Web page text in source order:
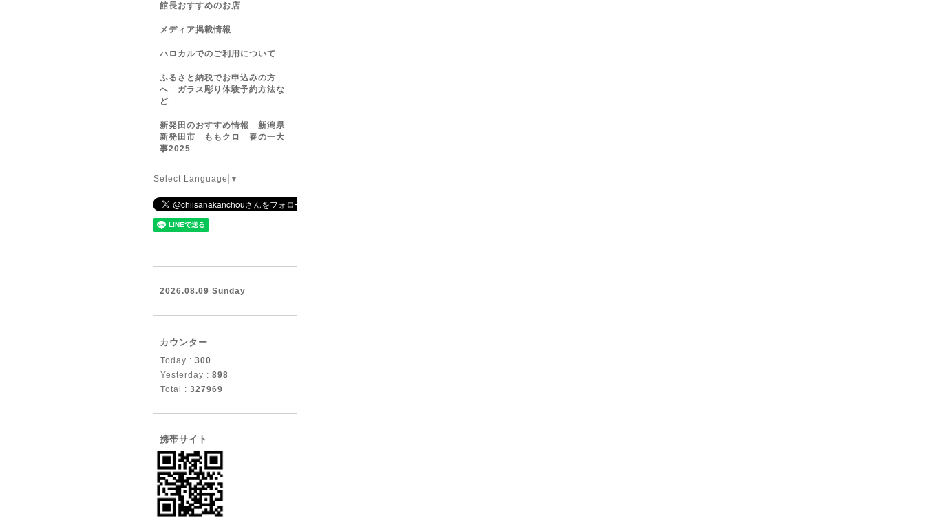
館長おすすめのお店
メディア掲載情報
ハロカルでのご利用について
ふるさと納税でお申込みの方
へ ガラス彫り体験予約方法な
ど
新発田のおすすめ情報 新潟県
新発田市 ももクロ 春の一大
事2025
Select Language ▼
2026.08.09 Sunday
カウンター
Today : 300
Yesterday : 898
Total : 327969
携帯サイト